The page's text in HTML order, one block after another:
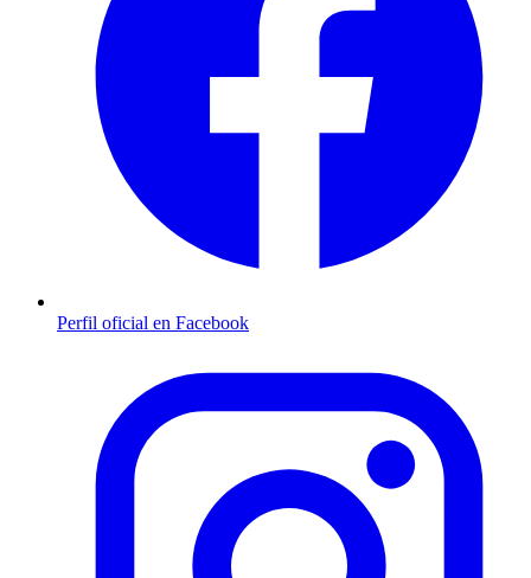
Perfil oficial en Facebook